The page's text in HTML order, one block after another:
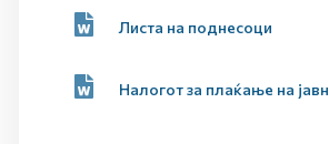
Листа на поднесоци
Налогот за плаќање на